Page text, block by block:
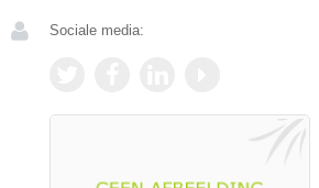
Sociale media: